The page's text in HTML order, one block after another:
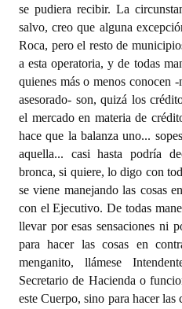
se pudiera recibir. La
salvo, creo que alguna
Roca, pero el resto de
a esta operatoria, y de todas
quienes más o menos conocen
asesorado- son, quizá los
el mercado en materia de
hace que la balanza uno...
aquella... casi hasta podría
bronca, si quiere, lo digo con
se viene manejando las cosas
con el Ejecutivo. De todas
llevar por esas sensaciones ni
para hacer las cosas en
menganito, llámese
Secretario de Hacienda o
este Cuerpo, sino para hacer las